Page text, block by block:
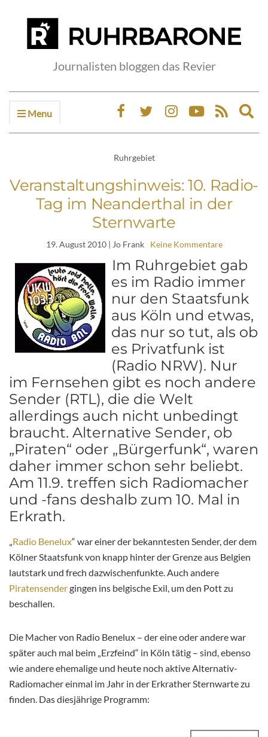
Journalisten bloggen das Revier
Menu
Ruhrgebiet
Veranstaltungshinweis: 10. Radio-
Tag im Neanderthal in der
Sternwarte
19. August 2010| Jo Frank Keine Kommentare
Im Ruhrgebiet gab
es im Radio immer
nur den Staatsfunk
aus Köln und etwas,
das nur so tut, als ob
es Privatfunk ist
(Radio NRW). Nur
im Fernsehen gibt es noch andere
Sender (RTL), die die Welt
allerdings auch nicht unbedingt
braucht. Alternative Sender, ob
„Piraten“ oder „Bürgerfunk“, waren
daher immer schon sehr beliebt.
Am 11.9. treffen sich Radiomacher
und -fans deshalb zum 10. Mal in
Erkrath.
„Radio Benelux“ war einer der bekanntesten Sender, der dem
Kölner Staatsfunk von knapp hinter der Grenze aus Belgien
lautstark und frech dazwischenfunkte. Auch andere
Piratensendergingen ins belgische Exil, um den Pott zu
beschallen.
Die Macher von Radio Benelux – der eine oder andere war
später auch mal beim „Erzfeind“ in Köln tätig – sind, ebenso
wie andere ehemalige und heute noch aktive Alternativ-
Radiomacher einmal im Jahr in der Erkrather Sternwarte zu
finden. Das diesjährige Programm: